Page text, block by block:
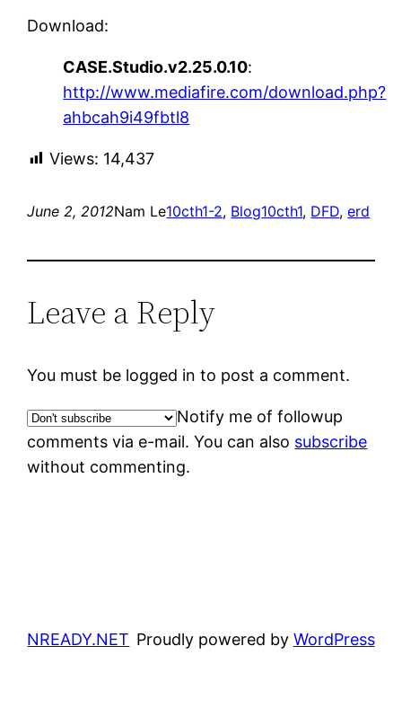
Download:
CASE.Studio.v2.25.0.10:
http://www.mediafire.com/download.php?
ahbcah9i49fbtl8
Views: 14,437
June 2, 2012Nam Le10cth1-2, Blog10cth1, DFD, erd
Leave a Reply
You must be logged in to post a comment.
Notify me of followup
comments via e-mail. You can also subscribe
without commenting.
NREADY.NET Proudly powered by WordPress